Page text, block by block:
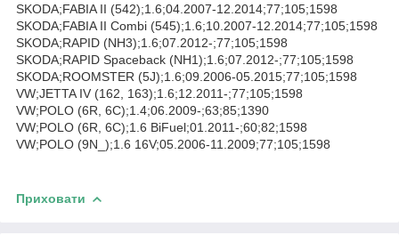
SKODA;FABIA II (542);1.6;04.2007-12.2014;77;105;1598
SKODA;FABIA II Combi (545);1.6;10.2007-12.2014;77;105;1598
SKODA;RAPID (NH3);1.6;07.2012-;77;105;1598
SKODA;RAPID Spaceback (NH1);1.6;07.2012-;77;105;1598
SKODA;ROOMSTER (5J);1.6;09.2006-05.2015;77;105;1598
VW;JETTA IV (162, 163);1.6;12.2011-;77;105;1598
VW;POLO (6R, 6C);1.4;06.2009-;63;85;1390
VW;POLO (6R, 6C);1.6 BiFuel;01.2011-;60;82;1598
VW;POLO (9N_);1.6 16V;05.2006-11.2009;77;105;1598
Приховати